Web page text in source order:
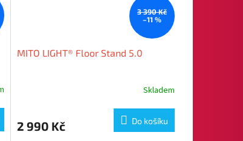
3 390 Kč
–11 %
MITO LIGHT® Floor Stand 5.0
Skladem
2 990 Kč Do košíku